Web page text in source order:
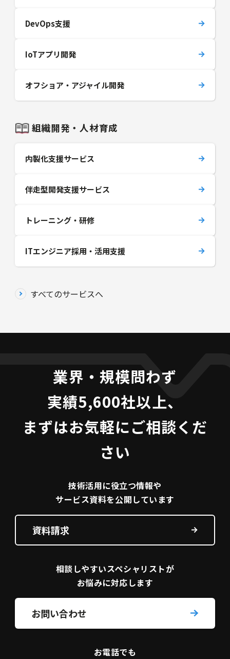
DevOps支援
IoTアプリ開発
オフショア・アジャイル開発
組織開発・人材育成
内製化支援サービス
伴走型開発支援サービス
トレーニング・研修
ITエンジニア採用・活用支援
すべてのサービスへ
業界・規模問わず
実績5,600社以上、
まずはお気軽にご相談くだ
さい
技術活用に役立つ情報や
サービス資料を公開しています
資料請求
相談しやすいスペシャリストが
お悩みに対応します
お問い合わせ
お電話でも